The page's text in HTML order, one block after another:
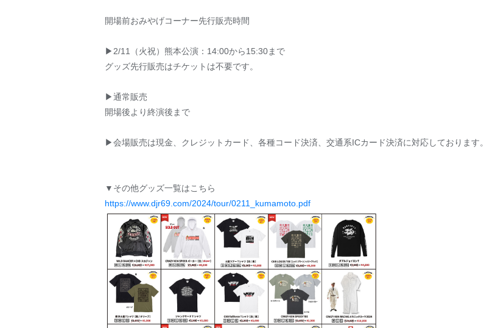
開場前おみやげコーナー先行販売時間
▶2/11（火祝）熊本公演：14:00から15:30まで
グッズ先行販売はチケットは不要です。
▶︎通常販売
開場後より終演後まで
▶︎会場販売は現金、クレジットカード、各種コード決済、交通系ICカード決済に対応しております。
▼その他グッズ一覧はこちら
https://www.djr69.com/2024/tour/0211_kumamoto.pdf